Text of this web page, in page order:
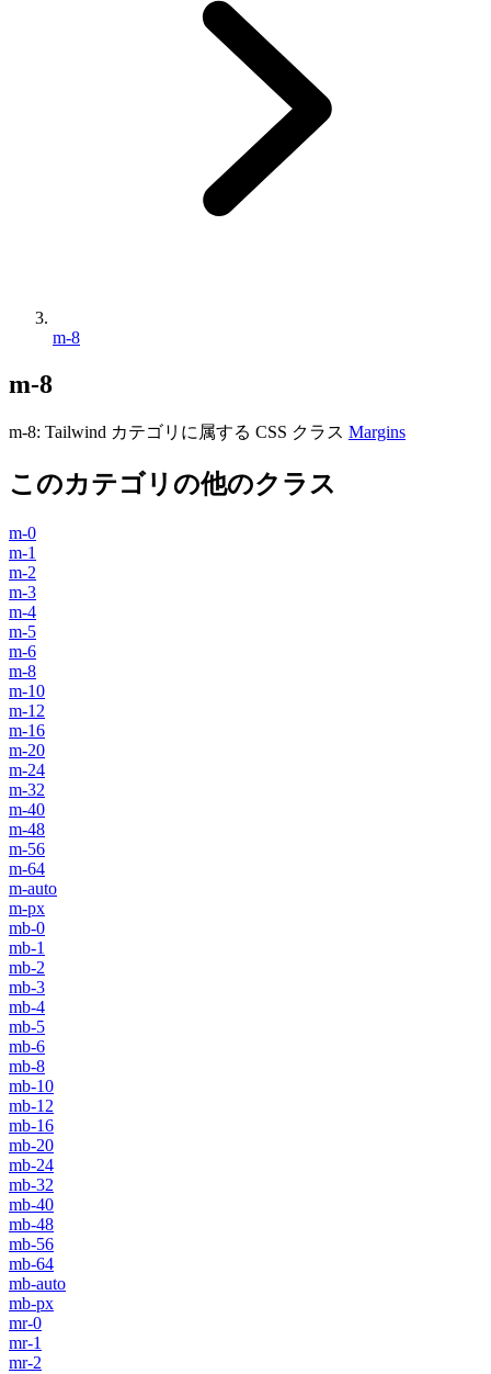
m-8
m-8
m-8: Tailwind カテゴリに属する​​ CSS クラス Margins
このカテゴリの他のクラス
m-0
m-1
m-2
m-3
m-4
m-5
m-6
m-8
m-10
m-12
m-16
m-20
m-24
m-32
m-40
m-48
m-56
m-64
m-auto
m-px
mb-0
mb-1
mb-2
mb-3
mb-4
mb-5
mb-6
mb-8
mb-10
mb-12
mb-16
mb-20
mb-24
mb-32
mb-40
mb-48
mb-56
mb-64
mb-auto
mb-px
mr-0
mr-1
mr-2